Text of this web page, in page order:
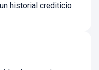
historial crediticio